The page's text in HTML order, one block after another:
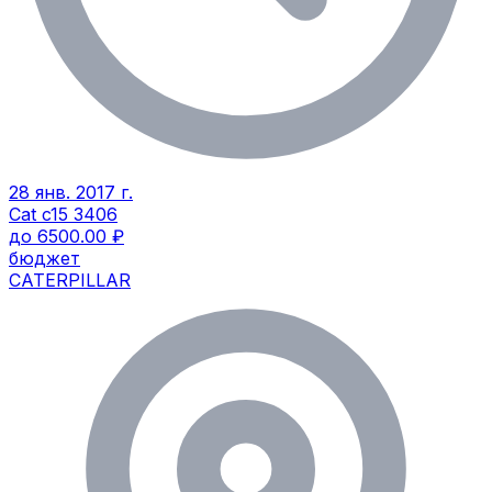
28 янв. 2017 г.
Cat c15 3406
до 6500.00 ₽
бюджет
CATERPILLAR